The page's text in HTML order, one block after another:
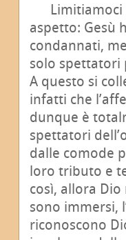
Limitiamoci
aspetto: Gesù
condannati,
solo spettatori
A questo si
infatti che
dunque è
spettatori
dalle comode
loro tributo e
così, allora Dio
sono immersi,
riconoscono